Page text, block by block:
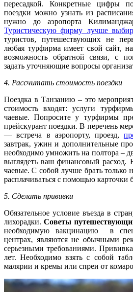
пересадкой. Конкретные цифры
поездки можно узнать из
нужно до аэропорта
Туристическую фирму лучше
туристов, путешествующих не
любая турфирма имеет свой сайт,
возможность обратной связи, с
задать уточняющие вопросы
4. Рассчитать стоимость поездки
Поездка в Танзанию – это
стоимость входят: услуги
чаевые. Попросите у турфирмы
прейскурант поездки. В перечень
— встреча в аэропорту, проезд,
завтрак, ужин и дополнительные
необходимо умножить на полтора –
выглядеть ваш финансовый расход.
чаевые. С собой лучше брать только
расплачиваться с помощью карточки
5. Сделать прививки
Обязательное условие въезда в
лихорадки. Советы
необходимую вакцинацию в
центрах, являются не обычными
серьезными требованиями.
лет. Необходимо взять с собой
малярии и кремы или спреи от